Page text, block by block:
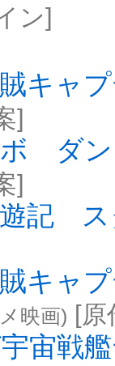
ン]
キャ
]
ボ ダ
]
遊記 ス
キャ
映画) [
宙戦